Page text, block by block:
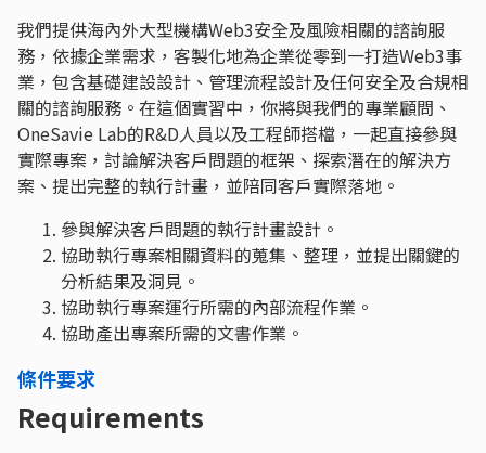
我們提供海內外大型機構Web3安全及風險相關的諮詢服
務，依據企業需求，客製化地為企業從零到一打造Web3事
業，包含基礎建設設計、管理流程設計及任何安全及合規相
關的諮詢服務。在這個實習中，你將與我們的專業顧問、
OneSavie Lab的R&D人員以及工程師搭檔，一起直接參與
實際專案，討論解決客戶問題的框架、探索潛在的解決方
案、提出完整的執行計畫，並陪同客戶實際落地。
參與解決客戶問題的執行計畫設計。
協助執行專案相關資料的蒐集、整理，並提出關鍵的
分析結果及洞見。
協助執行專案運行所需的內部流程作業。
協助產出專案所需的文書作業。
條件要求
Requirements